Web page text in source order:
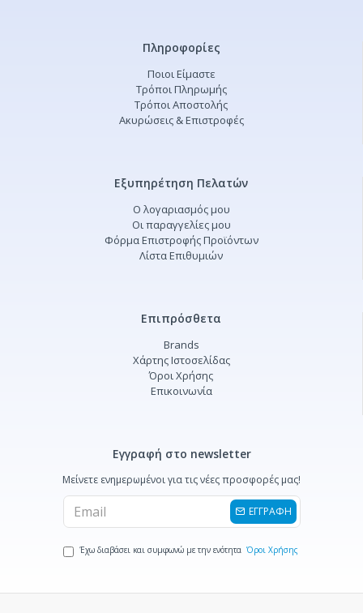
Πληροφορίες
Ποιοι Είμαστε
Τρόποι Πληρωμής
Τρόποι Αποστολής
Ακυρώσεις & Επιστροφές
Εξυπηρέτηση Πελατών
Ο λογαριασμός μου
Οι παραγγελίες μου
Φόρμα Επιστροφής Προϊόντων
Λίστα Επιθυμιών
Επιπρόσθετα
Brands
Χάρτης Ιστοσελίδας
Όροι Χρήσης
Επικοινωνία
Εγγραφή στο newsletter
Μείνετε ενημερωμένοι για τις νέες προσφορές μας!
ΕΓΓΡΑΦΗ
Έχω διαβάσει και συμφωνώ με την ενότητα Όροι Χρήσης